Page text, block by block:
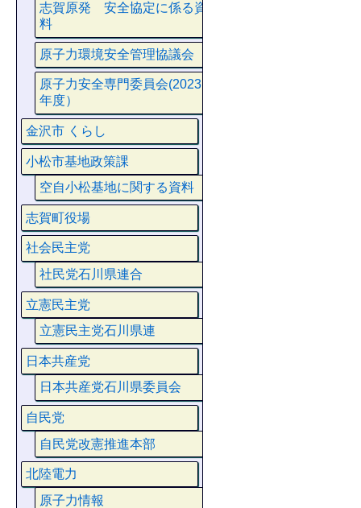
志賀原発 安全協定に係る資
料
原子力環境安全管理協議会
原子力安全専門委員会(2023
年度）
金沢市 くらし
小松市基地政策課
空自小松基地に関する資料
志賀町役場
社会民主党
社民党石川県連合
立憲民主党
立憲民主党石川県連
日本共産党
日本共産党石川県委員会
自民党
自民党改憲推進本部
北陸電力
原子力情報